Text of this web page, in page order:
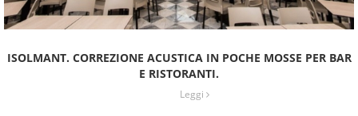
ISOLMANT. CORREZIONE ACUSTICA IN POCHE MOSSE PER BAR
E RISTORANTI.
Leggi